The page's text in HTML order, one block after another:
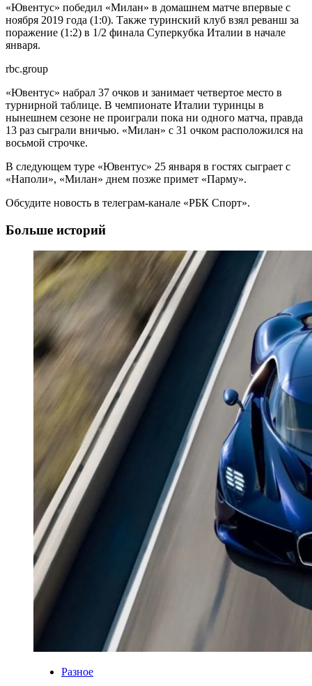
«Ювентус» победил «Милан» в домашнем матче впервые с
ноября 2019 года (1:0). Также туринский клуб взял реванш за
поражение (1:2) в 1/2 финала Суперкубка Италии в начале
января.
rbc.group
«Ювентус» набрал 37 очков и занимает четвертое место в
турнирной таблице. В чемпионате Италии туринцы в
нынешнем сезоне не проиграли пока ни одного матча, правда
13 раз сыграли вничью. «Милан» с 31 очком расположился на
восьмой строчке.
В следующем туре «Ювентус» 25 января в гостях сыграет с
«Наполи», «Милан» днем позже примет «Парму».
Обсудите новость в телеграм-канале «РБК Спорт».
Больше историй
Разное